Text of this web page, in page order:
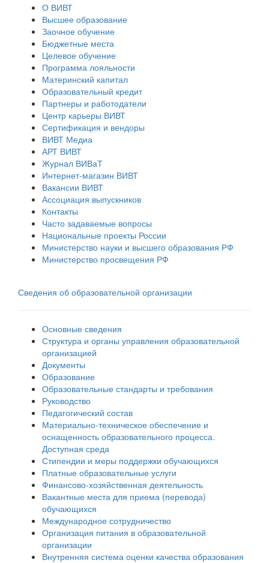
О ВИВТ
Высшее образование
Заочное обучение
Бюджетные места
Целевое обучение
Программа лояльности
Материнский капитал
Образовательный кредит
Партнеры и работодатели
Центр карьеры ВИВТ
Сертификация и вендоры
ВИВТ Медиа
АРТ ВИВТ
Журнал ВИВаТ
Интернет-магазин ВИВТ
Вакансии ВИВТ
Ассоциация выпускников
Контакты
Часто задаваемые вопросы
Национальные проекты России
Министерство науки и высшего образования РФ
Министерство просвещения РФ
Сведения об образовательной организации
Основные сведения
Структура и органы управления образовательной
организацией
Документы
Образование
Образовательные стандарты и требования
Руководство
Педагогический состав
Материально-техническое обеспечение и
оснащенность образовательного процесса.
Доступная среда
Стипендии и меры поддержки обучающихся
Платные образовательные услуги
Финансово-хозяйственная деятельность
Вакантные места для приема (перевода)
обучающихся
Международное сотрудничество
Организация питания в образовательной
организации
Внутренняя система оценки качества образования